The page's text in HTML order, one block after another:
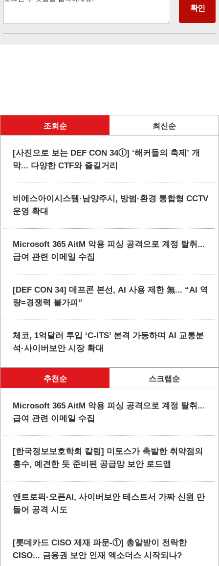
조회순 최신순
[사진으로 보는 DEF CON 34ⓛ] ‘해커들의 축제’ 개
막... 다양한 CTF와 즐길거리
비에스아이시스템·남양주시, 방범·환경 통합형 CCTV
운영 확대
Microsoft 365 AitM 악용 피싱 공격으로 계정 탈취...
급여 관련 이메일 수집
[DEF CON 34] 데프콘 본선, AI 사용 제한 無... “AI 역
량=경쟁력 불가피”
체코, 1억달러 투입 ‘C-ITS’ 본격 가동하며 AI 교통분
석·사이버보안 시장 확대
추천순 스크랩순
Microsoft 365 AitM 악용 피싱 공격으로 계정 탈취...
급여 관련 이메일 수집
[한국정보보호학회 칼럼] 미토스가 촉발한 취약점의
홍수, 예견한 듯 준비된 공급망 보안 로드맵
앤트로픽·오픈AI, 사이버보안 테스트서 가짜 신원 만
들어 공격 시도
[롯데카드 CISO 제재 파문-①] 총알받이 전락한
CISO... 금융권 보안 인재 엑소더스 시작되나?